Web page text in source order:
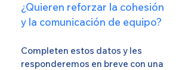
¿Quieren reforzar la cohesión
y la comunicación de equipo?
Completen estos datos y les
responderemos en breve con una